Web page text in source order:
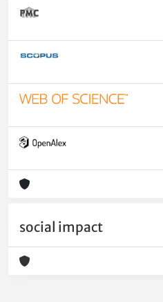
social impact